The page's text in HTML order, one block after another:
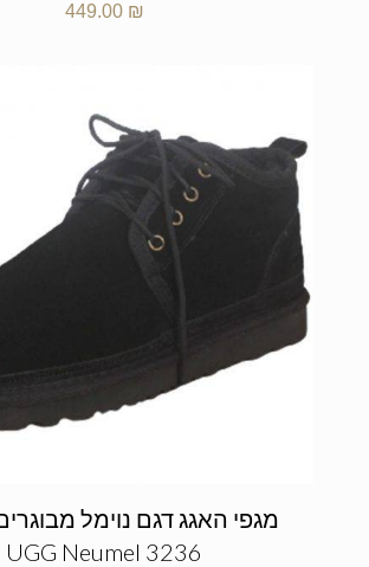
449.00 ₪
מגפי האגג דגם נוימל
UGG Neumel 3236